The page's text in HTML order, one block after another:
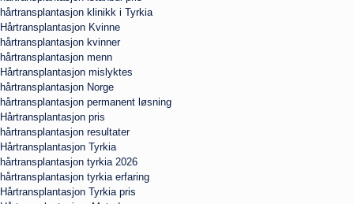
hårtransplantasjon klinikk i Tyrkia
Hårtransplantasjon Kvinne
hårtransplantasjon kvinner
hårtransplantasjon menn
Hårtransplantasjon mislyktes
hårtransplantasjon Norge
hårtransplantasjon permanent løsning
Hårtransplantasjon pris
hårtransplantasjon resultater
Hårtransplantasjon Tyrkia
hårtransplantasjon tyrkia 2026
hårtransplantasjon tyrkia erfaring
Hårtransplantasjon Tyrkia pris